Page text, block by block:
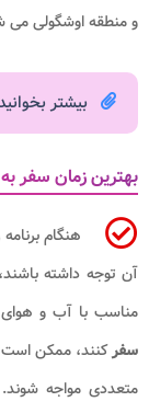
و منطقه اوشگولی می
بیشتر
بهترین زمان سفر
هنگام
آن توجه داشته
مناسب با آب و
سفرکنند، ممکن است
متعددی مواجه